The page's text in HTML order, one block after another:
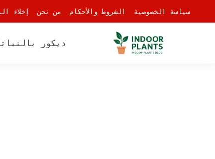
سياسة الخصوصية
الشروط والأحكام من نحن إخلاء
ديكور